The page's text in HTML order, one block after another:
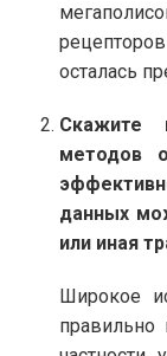
осталась
Скажите
методов
данных
или иная
Широкое
правильно